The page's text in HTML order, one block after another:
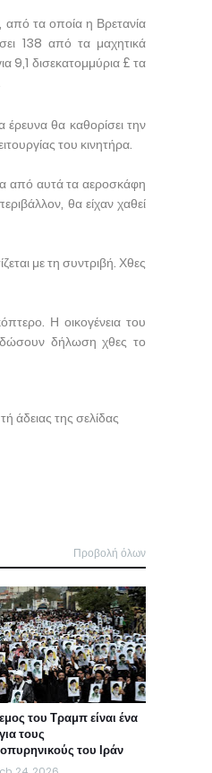
από τα οποία η Βρετανία
138 από τα μαχητικά
9,1 δισεκατομμύρια £ τα
θα καθορίσει την
του κινητήρα.
από αυτά τα αεροσκάφη
θα είχαν χαθεί
με τη συντριβή. Χθες
Η οικογένεια του
δήλωση χθες το
άδειας της σελίδας
Προβολή όλων
του Τραμπ είναι ένα
τους
του Ιράν